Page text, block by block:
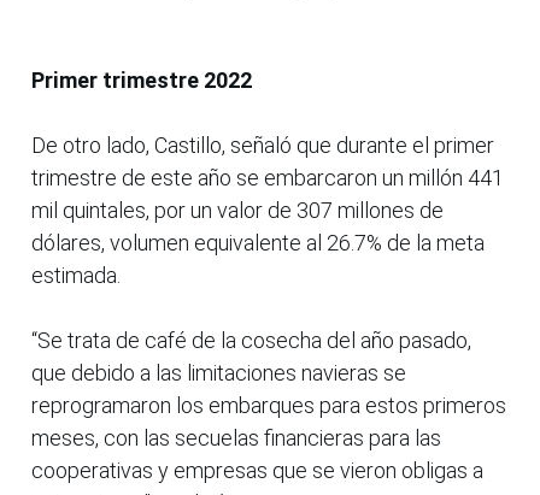
Primer trimestre 2022
De otro lado, Castillo, señaló que durante el primer
trimestre de este año se embarcaron un millón 441
mil quintales, por un valor de 307 millones de
dólares, volumen equivalente al 26.7% de la meta
estimada.
“Se trata de café de la cosecha del año pasado,
que debido a las limitaciones navieras se
reprogramaron los embarques para estos primeros
meses, con las secuelas financieras para las
cooperativas y empresas que se vieron obligas a